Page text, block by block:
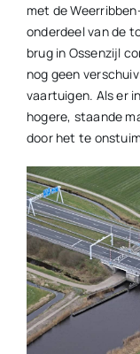
met de
onderdeel van de
brug in Ossenzijl
nog geen
vaartuigen. Als er
hogere, staande
door het te